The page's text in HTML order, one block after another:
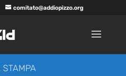
comitato@addiopizzo.org
STAMPA